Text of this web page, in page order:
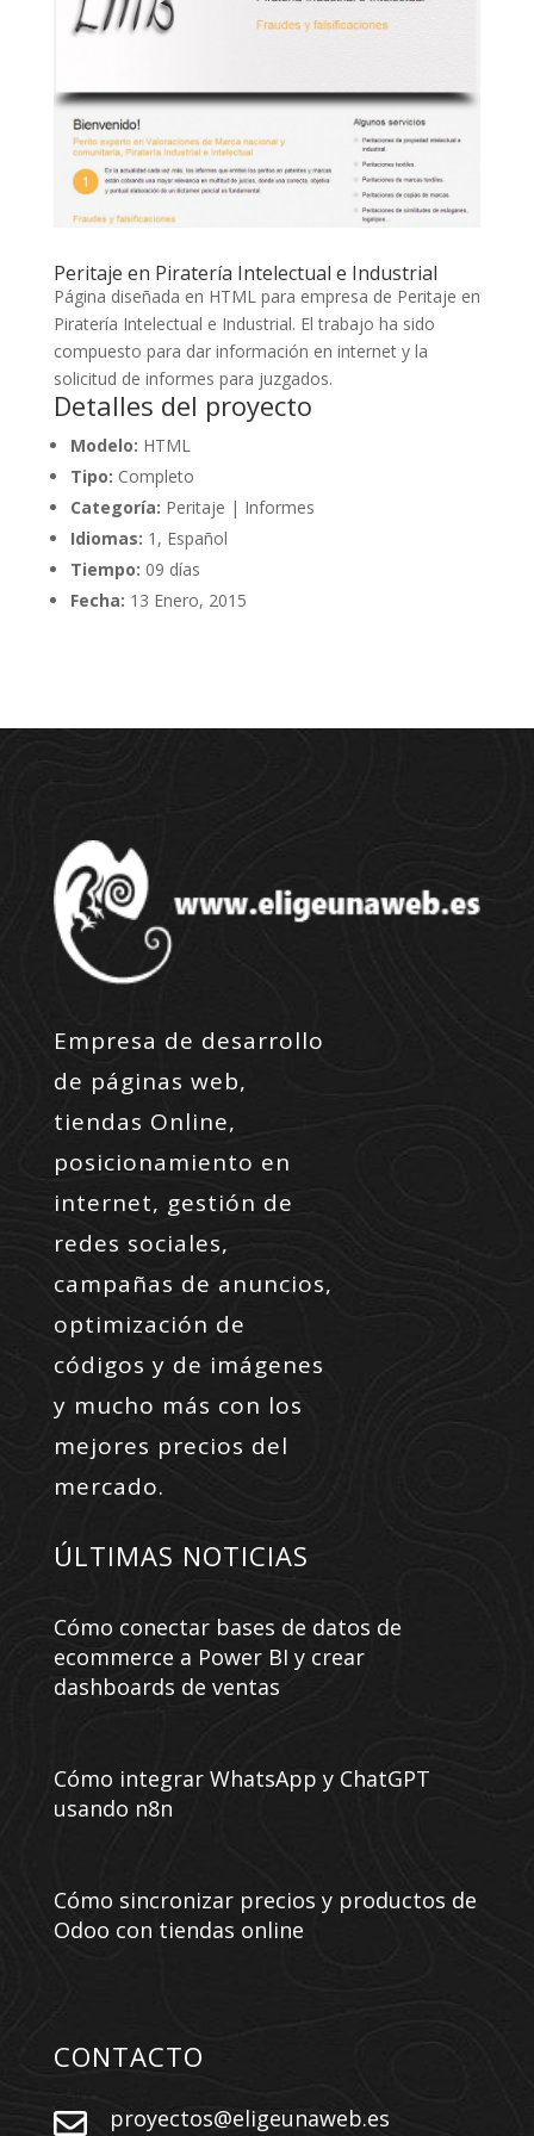
Peritaje en Piratería Intelectual e Industrial
Página diseñada en HTML para empresa de Peritaje en
Piratería Intelectual e Industrial. El trabajo ha sido
compuesto para dar información en internet y la
solicitud de informes para juzgados.
Detalles del proyecto
Modelo: HTML
Tipo: Completo
Categoría: Peritaje | Informes
Idiomas: 1, Español
Tiempo: 09 días
Fecha: 13 Enero, 2015
Empresa de desarrollo
de páginas web,
tiendas Online,
posicionamiento en
internet, gestión de
redes sociales,
campañas de anuncios,
optimización de
códigos y de imágenes
y mucho más con los
mejores precios del
mercado.
ÚLTIMAS NOTICIAS
Cómo conectar bases de datos de
ecommerce a Power BI y crear
dashboards de ventas
Cómo integrar WhatsApp y ChatGPT
usando n8n
Cómo sincronizar precios y productos de
Odoo con tiendas online
CONTACTO
 proyectos@eligeunaweb.es